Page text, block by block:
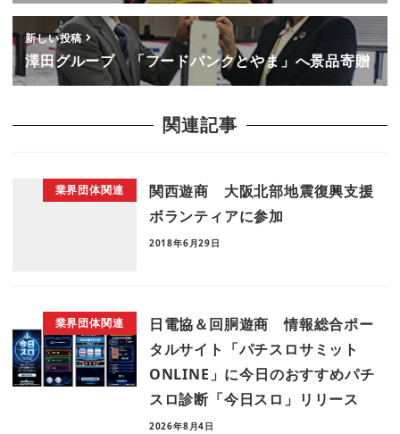
新しい投稿
澤田グループ 「フードバンクとやま」へ景品寄贈
関連記事
業界団体関連
関西遊商 大阪北部地震復興支援
ボランティアに参加
2018年6月29日
業界団体関連
日電協＆回胴遊商 情報総合ポー
タルサイト「パチスロサミット
ONLINE」に今日のおすすめパチ
スロ診断「今日スロ」リリース
2026年8月4日